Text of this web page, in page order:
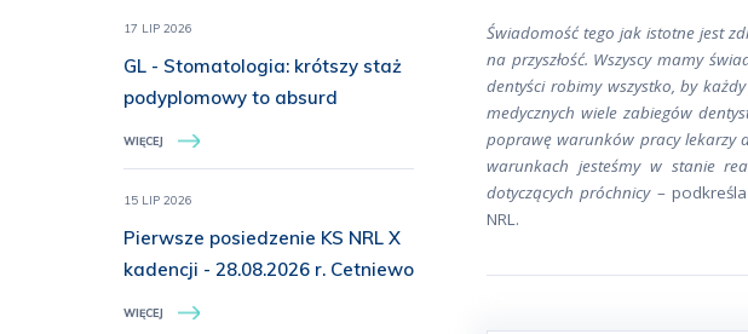
17 LIP 2026
GL - Stomatologia: krótszy staż
podyplomowy to absurd
WIĘCEJ
15 LIP 2026
Pierwsze posiedzenie KS NRL X
kadencji - 28.08.2026 r. Cetniewo
WIĘCEJ
Świadomość tego jak istotne jest
na przyszłość. Wszyscy mamy
dentyści robimy wszystko, by
medycznych wiele zabiegów
poprawę warunków pracy lekarzy
warunkach jesteśmy w stanie
dotyczących próchnicy– podkreśla
NRL.